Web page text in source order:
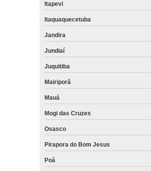
Itapevi
Itaquaquecetuba
Jandira
Jundiaí
Juquitiba
Mairiporã
Mauá
Mogi das Cruzes
Osasco
Pirapora do Bom Jesus
Poá